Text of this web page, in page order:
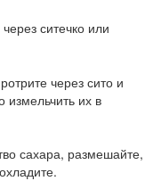
ситечко или
через сито и
измельчить их в
сахара, размешайте,